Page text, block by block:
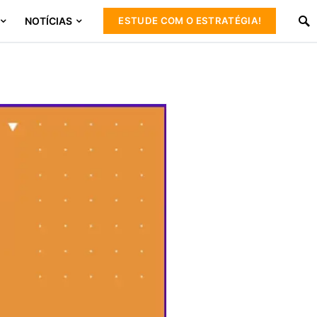
NOTÍCIAS ESTUDE COM O ESTRATÉGIA!